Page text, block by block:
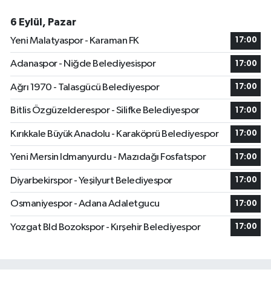
6 Eylül, Pazar
Yeni Malatyaspor - Karaman FK
17:00
Adanaspor - Niğde Belediyesispor 17:00
Ağrı 1970 - Talasgücü Belediyespor 17:00
Bitlis Özgüzelderespor - Silifke Belediyespor 17:00
Kırıkkale Büyük Anadolu - Karaköprü Belediyespor 17:00
Yeni Mersin Idmanyurdu - Mazıdağı Fosfatspor 17:00
Diyarbekirspor - Yeşilyurt Belediyespor 17:00
Osmaniyespor - Adana Adaletgucu 17:00
Yozgat Bld Bozokspor - Kırşehir Belediyespor 17:00